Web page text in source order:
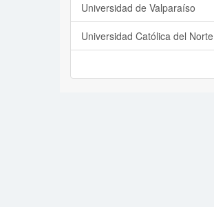
Universidad de Valparaíso
Universidad Católica del Norte